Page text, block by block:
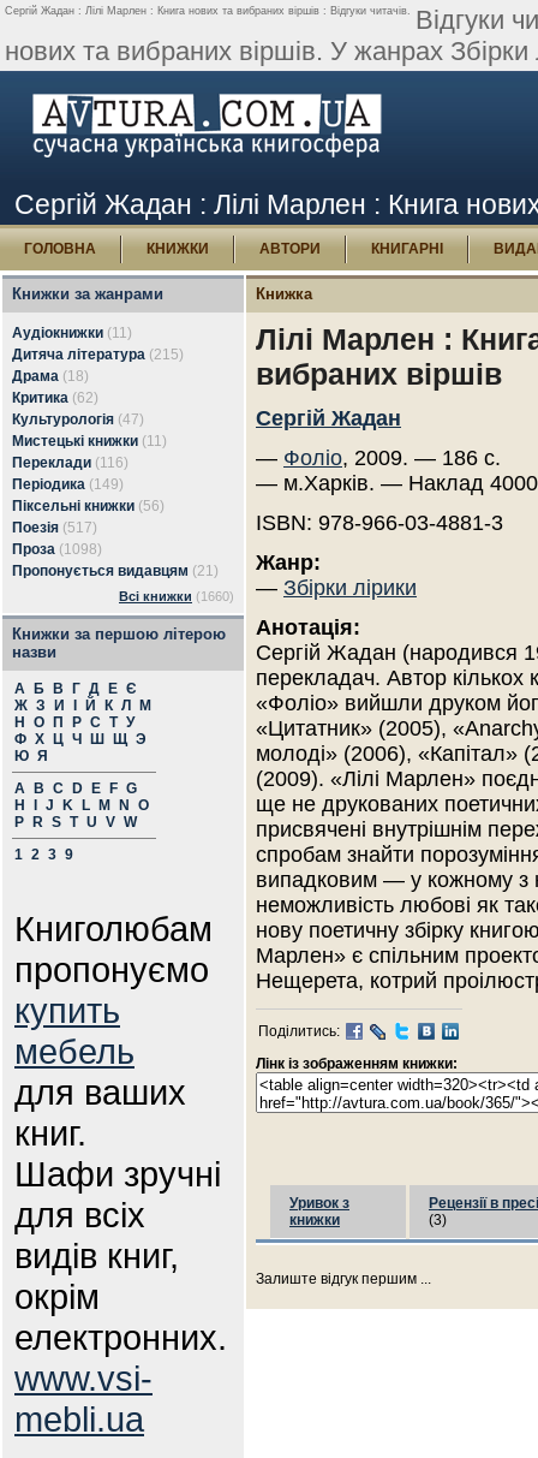
Сергій Жадан : Лілі Марлен : Книга нових та вибраних віршів : Відгуки читачів. Відгуки
нових та вибраних віршів. У жанрах Збірки
Сергій Жадан : Лілі Марлен : Книга
ГОЛОВНА КНИЖКИ АВТОРИ КНИГАРНІ
Книжки за жанрами
Аудіокнижки (11)
Дитяча література (215)
Драма (18)
Критика (62)
Культурологія (47)
Мистецькі книжки (11)
Переклади (116)
Періодика (149)
Піксельні книжки (56)
Поезія (517)
Проза (1098)
Пропонується видавцям (21)
Всі книжки (1660)
Книжки за першою літерою
назви
А Б В Г Д Е Є
Ж З И Й К Л
М
Н
О П Р С Т У
Ф Х Ц Ч Ш Щ Э
Ю Я
A
B C D E F G
H
J K L M N
O
P
R S T U V W
1 2 3 9
Книголюбам
пропонуємо
купить
мебель
для ваших
книг.
Шафи зручні
для всіх
видів книг,
окрім
електронних.
www.vsi-
mebli.ua
Книжка
Лілі Марлен :
вибраних віршів
Сергій Жадан
— Фоліо, 2009. — 186 с.
— м.Харків. — Наклад
ISBN: 978-966-03-4881-3
Жанр:
— Збірки лірики
Анотація:
Сергій Жадан (народився
перекладач. Автор кількох
«Фоліо» вийшли друком
«Цитатник» (2005),
молоді» (2006), «Капітал»
(2009). «Лілі Марлен»
ще не друкованих поетичних
присвячені внутрішнім
спробам знайти
випадковим — у кожному з
неможливість любові як
нову поетичну збірку
Марлен» є спільним
Нещерета, котрий
Поділитись:
Лінк із зображенням книжки:
Уривок з
книжки
Рецензії в пресі
(3)
Залиште відгук першим ...